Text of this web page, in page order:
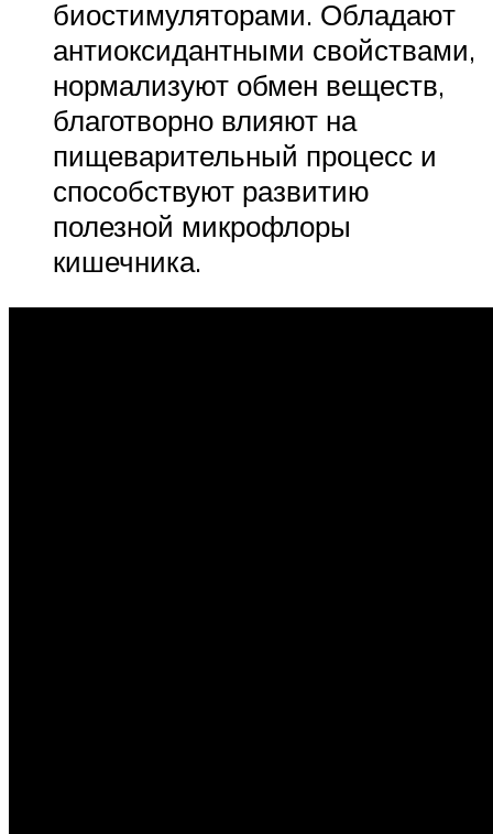
биостимуляторами. Обладают
антиоксидантными свойствами,
нормализуют обмен веществ,
благотворно влияют на
пищеварительный процесс и
способствуют развитию
полезной микрофлоры
кишечника.